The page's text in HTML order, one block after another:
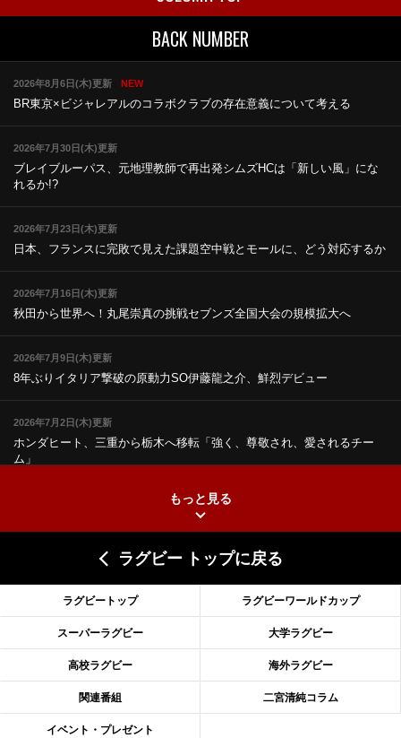
BACK NUMBER
2026年8月6日(木)更新 NEW
BR東京×ビジャレアルのコラボクラブの存在意義について考える
2026年7月30日(木)更新
ブレイブルーパス、元地理教師で再出発シムズHCは「新しい風」にな
れるか!?
2026年7月23日(木)更新
日本、フランスに完敗で見えた課題空中戦とモールに、どう対応するか
2026年7月16日(木)更新
秋田から世界へ！丸尾崇真の挑戦セブンズ全国大会の規模拡大へ
2026年7月9日(木)更新
8年ぶりイタリア撃破の原動力SO伊藤龍之介、鮮烈デビュー
2026年7月2日(木)更新
ホンダヒート、三重から栃木へ移転「強く、尊敬され、愛されるチー
ム」
2026年6月18日(木)更新
滑川剛人レフリー、早過ぎる引退「27年W杯の主審、遠のいた夢」
2026年6月11日(木)更新
神戸、リーグワン初優勝の道のりデイブ・レニーHCの功績と財産
2026年6月4日(木)更新
“泣き虫先生”こと山口良治氏死去「信は力なり」骨太の教育方針
もっと見る
ラグビー トップに戻る
ラグビートップ ラグビーワールドカップ
スーパーラグビー 大学ラグビー
高校ラグビー 海外ラグビー
関連番組 二宮清純コラム
イベント・プレゼント